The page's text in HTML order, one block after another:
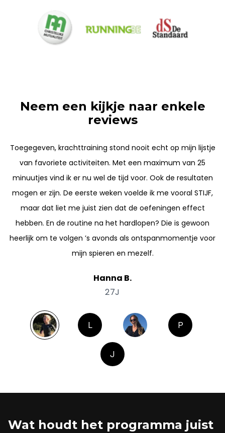
.
Neem een kijkje naar enkele
reviews
Toegegeven, krachttraining stond nooit echt op mijn lijstje
van favoriete activiteiten. Met een maximum van 25
minuutjes vind ik er nu wel de tijd voor. Ook de resultaten
mogen er zijn. De eerste weken voelde ik me vooral STIJF,
maar dat liet me juist zien dat de oefeningen effect
hebben. En de routine na het hardlopen? Die is gewoon
heerlijk om te volgen ’s avonds als ontspanmomentje voor
mijn spieren en mezelf.
Hanna B.
27J
L P
J
Wat houdt het programma juist